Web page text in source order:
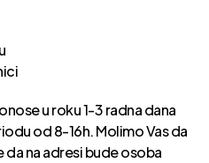
u roku 1-3 radna dana
od 8-16h. Molimo Vas da
na adresi bude osoba